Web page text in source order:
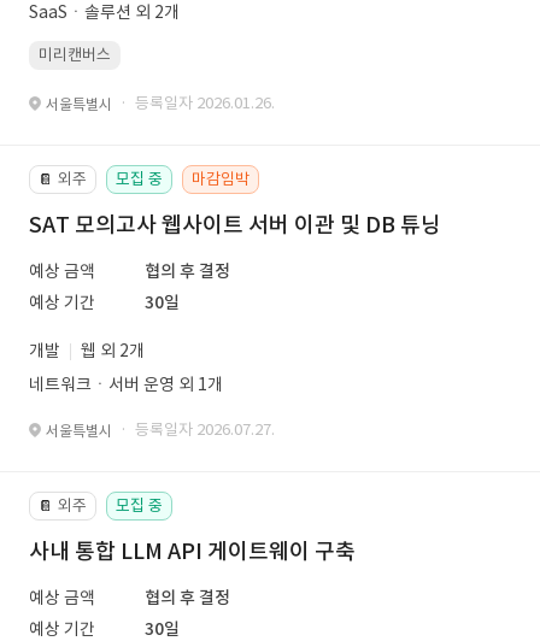
SaaSㆍ솔루션 외 2개
미리캔버스
서울특별시 · 등록일자 2026.01.26.
📔 외주 모집 중 마감임박
SAT 모의고사 웹사이트 서버 이관 및 DB 튜닝
예상 금액
협의 후 결정
예상 기간
30일
개발
웹 외 2개
네트워크ㆍ서버 운영 외 1개
서울특별시 · 등록일자 2026.07.27.
📔 외주 모집 중
사내 통합 LLM API 게이트웨이 구축
예상 금액
협의 후 결정
예상 기간
30일